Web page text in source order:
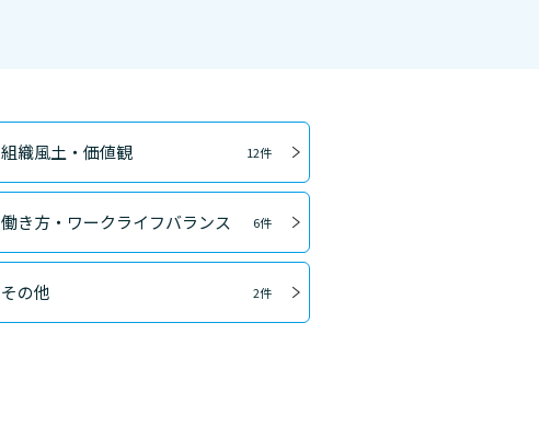
組織風土・価値観 12件
働き方・ワークライフバランス 6件
その他 2件